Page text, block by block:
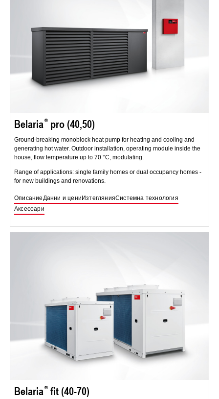
Belaria pro (40,50)
Ground-breaking monoblock heat pump for heating and cooling and
generating hot water. Outdoor installation, operating module inside the
house, flow temperature up to 70 °C, modulating.
Range of applications: single family homes or dual occupancy homes -
for new buildings and renovations.
ОписаниеДанни и цени ИзтеглянияСистемна технология
Аксесоари
Belaria fit (40-70)